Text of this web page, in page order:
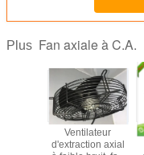
Plus Fan axiale à C.A.
Ventilateur
d'extraction axial